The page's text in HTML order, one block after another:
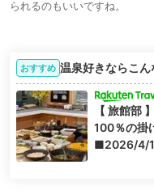
られるのもいいですね。
おすすめ 温泉好きならこん
【 旅館部
100％の掛
■2026/4/